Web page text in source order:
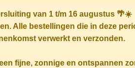
van 1 t/m 16 augustus 🌴☀️
Alle bestellingen die in deze
verwerkt en verzonden.
fijne, zonnige en ontspannen